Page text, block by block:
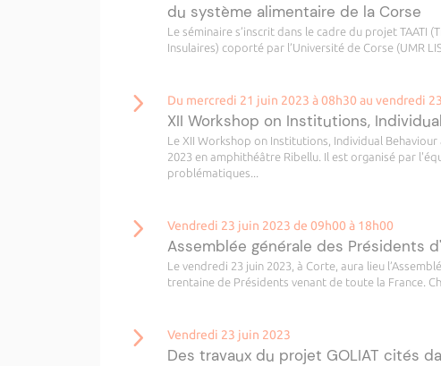
du système alimentaire de la Corse
Le séminaire s’inscrit dans le cadre du projet
Insulaires) coporté par l’Université de Corse (UMR
Du mercredi 21 juin 2023 à 08h30 au vendredi
XII Workshop on Institutions,
Le XII Workshop on Institutions, Individual
2023 en amphithéâtre Ribellu. Il est organisé par
problématiques...
Vendredi 23 juin 2023 de 09h00 à 18h00
Assemblée générale des Présidents
Le vendredi 23 juin 2023, à Corte, aura lieu
trentaine de Présidents venant de toute la France.
Vendredi 23 juin 2023
Des travaux du projet GOLIAT cités